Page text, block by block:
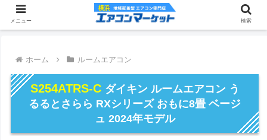
ホーム ルームエアコン
S254ATRS-C ダイキン ルームエアコン う
るるとさらら RXシリーズ おもに8畳 ベージ
ュ 2024年モデル
メニュー 検索